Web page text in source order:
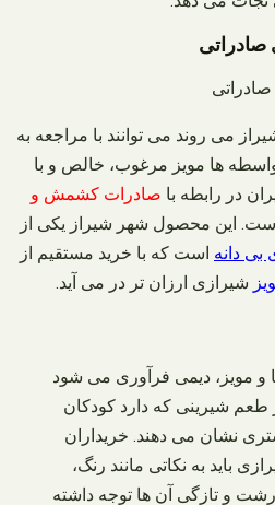
می روند می توانند با مراجعه به
ها مویز مرغوب، خالص و با
در رابطه با صادرات کشمش و
این محصول شهر شیراز یکی از
بی دانه است که با خرید مستقیم از
شیرازی ارزان تر در می آید.
مویز، دیمی فرآوری می شود
طعم شیرینی که دارد کودکان
نشان می دهند. خریداران
باید به نکاتی مانند رنگ،
و تازگی آن ها توجه داشته